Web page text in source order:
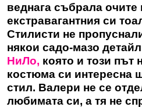
веднага събрала очите
екстравагантния си
Стилисти не
някои садо-мазо
НиЛо, която и този път
костюма си интересна
стил. Валери не се
любимата си, а тя не